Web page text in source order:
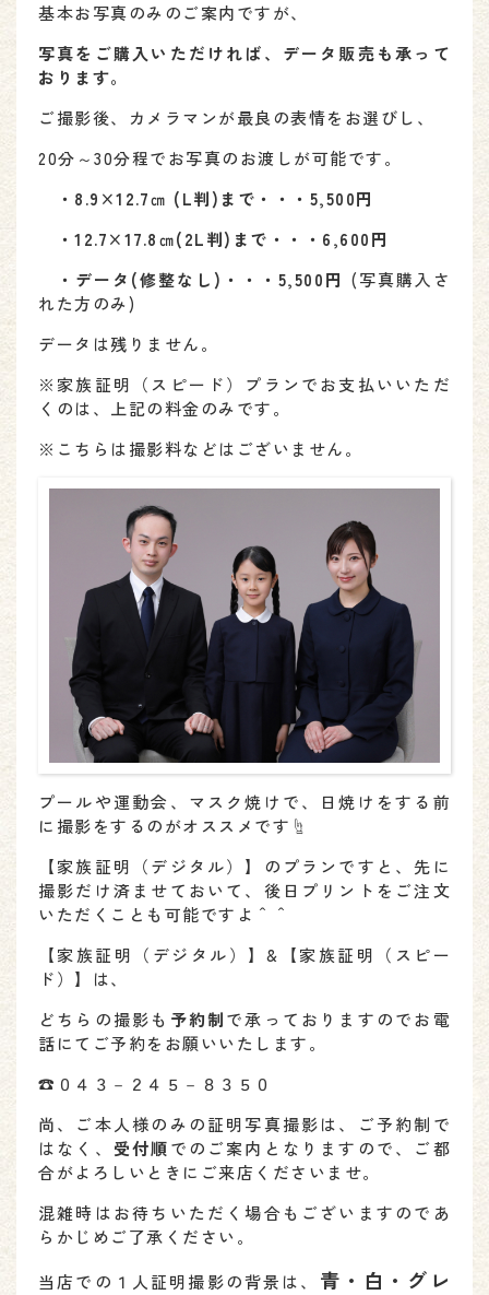
基本お写真のみのご案内ですが、
写真をご購入いただければ、データ販売も承って
おります。
ご撮影後、カメラマンが最良の表情をお選びし、
20分～30分程でお写真のお渡しが可能です。
・8.9×12.7㎝ (L判)まで・・・5,500円
・12.7×17.8㎝(2L判)まで・・・6,600円
・データ(修整なし)・・・5,500円 (写真購入さ
れた方のみ)
データは残りません。
※家族証明（スピード）プランでお支払いいただ
くのは、上記の料金のみです。
※こちらは撮影料などはございません。
プールや運動会、マスク焼けで、日焼けをする前
に撮影をするのがオススメです☝
【家族証明（デジタル）】のプランですと、先に
撮影だけ済ませておいて、後日プリントをご注文
いただくことも可能ですよ＾＾
【家族証明（デジタル）】&【家族証明（スピー
ド）】は、
どちらの撮影も 予約制で承っておりますのでお電
話にてご予約をお願いいたします。
☎０４３－２４５－８３５０
尚、ご本人様のみの証明写真撮影は、ご予約制で
はなく、 受付順でのご案内となりますので、ご都
合がよろしいときにご来店くださいませ。
混雑時はお待ちいただく場合もございますのであ
らかじめご了承ください。
当店での１人証明撮影の背景は、 青・白・グレ